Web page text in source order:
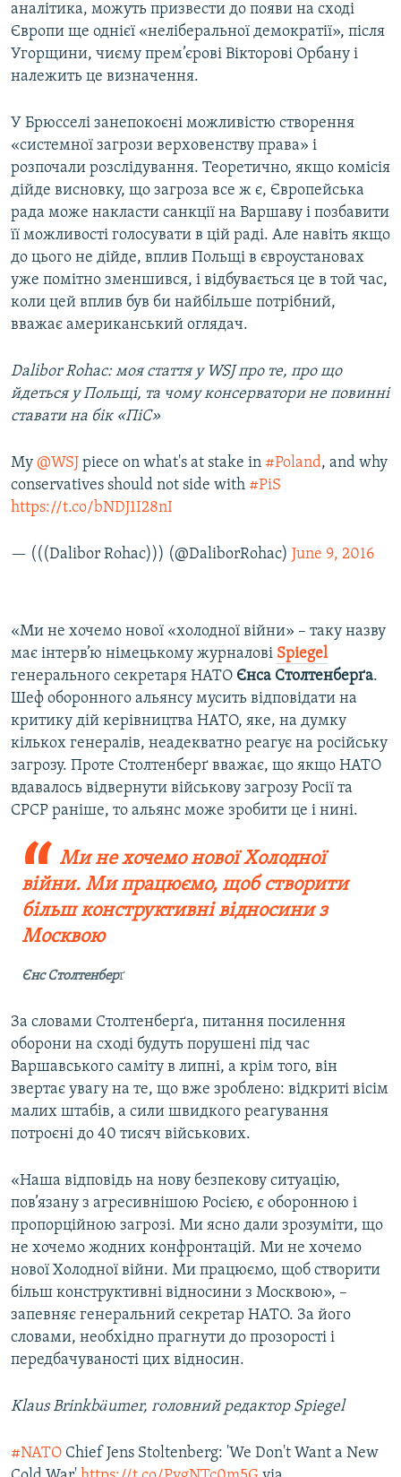
аналітика, можуть призвести до появи на сході
Європи ще однієї «неліберальної демократії», після
Угорщини, чиєму прем’єрові Вікторові Орбану і
належить це визначення.
У Брюсселі занепокоєні можливістю створення
«системної загрози верховенству права» і
розпочали розслідування. Теоретично, якщо комісія
дійде висновку, що загроза все ж є, Європейська
рада може накласти санкції на Варшаву і позбавити
її можливості голосувати в цій раді. Але навіть якщо
до цього не дійде, вплив Польщі в євроустановах
уже помітно зменшився, і відбувається це в той час,
коли цей вплив був би найбільше потрібний,
вважає американський оглядач.
Dalibor Rohac: моя стаття у WSJ про те, про що
йдеться у Польщі, та чому консерватори не повинні
ставати на бік «ПіС»
My @WSJ piece on what's at stake in #Poland, and why
conservatives should not side with #PiS
https://t.co/bNDJ1I28nI
— (((Dalibor Rohac))) (@DaliborRohac) June 9, 2016
«Ми не хочемо нової «холодної війни» – таку назву
має інтерв’ю німецькому журналові Spiegel
генерального секретаря НАТО Єнса Столтенберґа.
Шеф оборонного альянсу мусить відповідати на
критику дій керівництва НАТО, яке, на думку
кількох генералів, неадекватно реагує на російську
загрозу. Проте Столтенберґ вважає, що якщо НАТО
вдавалось відвернути військову загрозу Росії та
СРСР раніше, то альянс може зробити це і нині.
Ми не хочемо нової Холодної
війни. Ми працюємо, щоб створити
більш конструктивні відносини з
Москвою
Єнс Столтенберґ
За словами Столтенберґа, питання посилення
оборони на сході будуть порушені під час
Варшавського саміту в липні, а крім того, він
звертає увагу на те, що вже зроблено: відкриті вісім
малих штабів, а сили швидкого реагування
потроєні до 40 тисяч військових.
«Наша відповідь на нову безпекову ситуацію,
пов’язану з агресивнішою Росією, є оборонною і
пропорційною загрозі. Ми ясно дали зрозуміти, що
не хочемо жодних конфронтацій. Ми не хочемо
нової Холодної війни. Ми працюємо, щоб створити
більш конструктивні відносини з Москвою», –
запевняє генеральний секретар НАТО. За його
словами, необхідно прагнути до прозорості і
передбачуваності цих відносин.
Klaus Brinkbäumer, головний редактор Spiegel
#NATO Chief Jens Stoltenberg: 'We Don't Want a New